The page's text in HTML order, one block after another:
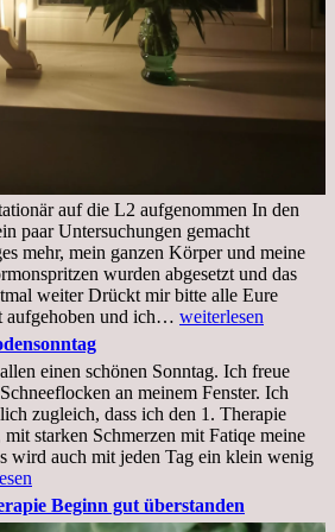
auf die L2 aufgenommen In den
paar Untersuchungen gemacht
mehr, mein ganzen Körper und meine
wurden abgesetzt und das
weiter Drückt mir bitte alle Eure
aufgehoben und ich… Mittwoch.
Krankenhaus
stationär
weiterlesen
einen schönen Sonntag. Ich freue
an meinem Fenster. Ich
zugleich, dass ich den 1. Therapie
starken Schmerzen mit Fatiqe meine
wird auch mit jeden Tag ein klein wenig
Beginn gut überstanden